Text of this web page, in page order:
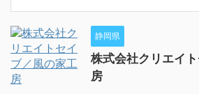
静岡県
株式会社クリエイ
房